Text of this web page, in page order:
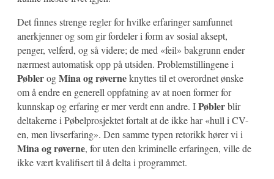
Det finnes strenge regler for hvilke erfaringer samfunnet
anerkjenner og som gir fordeler i form av sosial aksept,
penger, velferd, og så videre; de med «feil» bakgrunn ender
nærmest automatisk opp på utsiden. Problemstillingene i
PøblerogMina og røverneknyttes til et overordnet ønske
om å endre en generell oppfatning av at noen former for
kunnskap og erfaring er mer verdt enn andre. IPøblerblir
deltakerne i Pøbelprosjektet fortalt at de ikke har «hull i CV-
en, men livserfaring». Den samme typen retorikk hører vi i
Mina og røverne, for uten den kriminelle erfaringen, ville de
ikke vært kvalifisert til å delta i programmet.